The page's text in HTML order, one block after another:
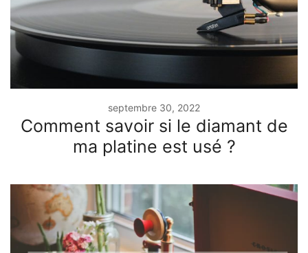
septembre 30, 2022
Comment savoir si le diamant de
ma platine est usé ?